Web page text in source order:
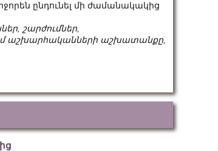
ընդունել մի ժամանակակից
շարժումներ,
աշխարհականների աշխատանքը,